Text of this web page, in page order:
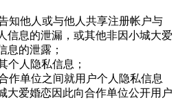
知他人或与他人共享注册帐户与
信息的泄漏，或其他非因小城大爱
息的泄露；
个人隐私信息；
作单位之间就用户个人隐私信息
大爱婚恋因此向合作单位公开用户